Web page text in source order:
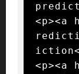
<p><a
<p><a